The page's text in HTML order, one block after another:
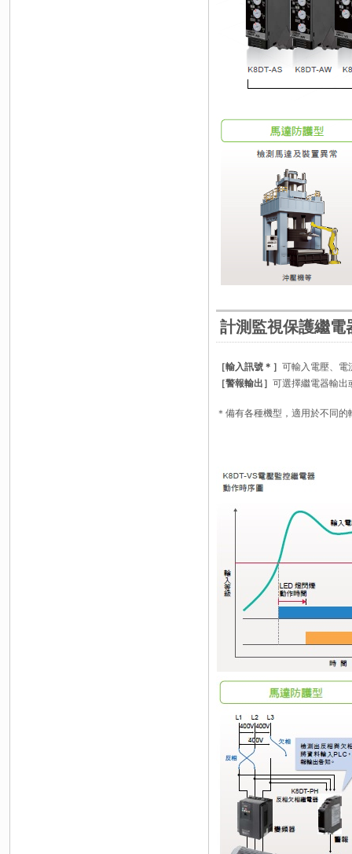
計測監視保護繼電
［輸入訊號＊］ 可輸入電壓、電
［警報輸出］ 可選擇繼電器輸出
＊備有各種機型，適用於不同的